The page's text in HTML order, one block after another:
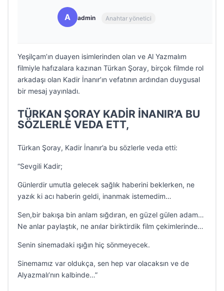
A admin Anahtar yönetici
Yeşilçam’ın duayen isimlerinden olan ve Al Yazmalım
filmiyle hafızalara kazınan Türkan Şoray, birçok filmde rol
arkadaşı olan Kadir İnanır’ın vefatının ardından duygusal
bir mesaj yayınladı.
TÜRKAN ŞORAY KADİR İNANIR’A BU
SÖZLERLE VEDA ETT,
Türkan Şoray, Kadir İnanır’a bu sözlerle veda etti:
“Sevgili Kadir;
Günlerdir umutla gelecek sağlık haberini beklerken, ne
yazık ki acı haberin geldi, inanmak istemedim…
Sen,bir bakışa bin anlam sığdıran, en güzel gülen adam…
Ne anlar paylaştık, ne anılar biriktirdik film çekimlerinde…
Senin sinemadaki ışığın hiç sönmeyecek.
Sinemamız var oldukça, sen hep var olacaksın ve de
Alyazmalı’nın kalbinde…”